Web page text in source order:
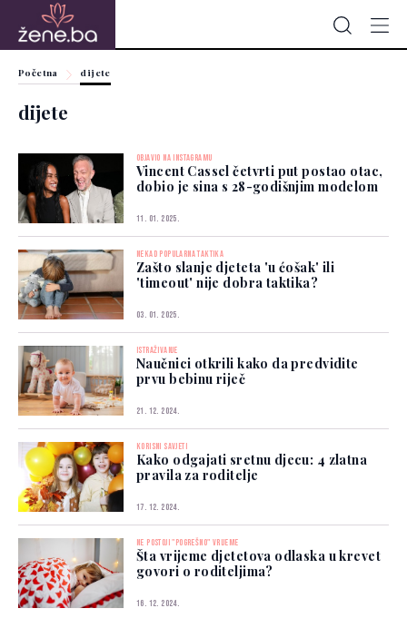
Početna dijete
dijete
OBJAVIO NA INSTAGRAMU
Vincent Cassel četvrti put postao otac,
dobio je sina s 28-godišnjim modelom
11. 01. 2025.
NEKAD POPULARNA TAKTIKA
Zašto slanje djeteta 'u ćošak' ili
'timeout' nije dobra taktika?
03. 01. 2025.
ISTRAŽIVANJE
Naučnici otkrili kako da predvidite
prvu bebinu riječ
21. 12. 2024.
KORISNI SAVJETI
Kako odgajati sretnu djecu: 4 zlatna
pravila za roditelje
17. 12. 2024.
NE POSTOJI "POGREŠNO" VRIJEME
Šta vrijeme djetetova odlaska u krevet
govori o roditeljima?
16. 12. 2024.